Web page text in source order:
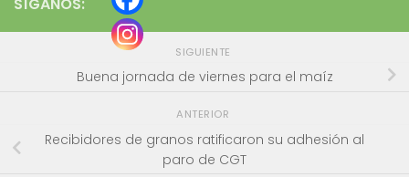
SIGUIENTE
Buena jornada de viernes para el maíz
ANTERIOR
Recibidores de granos ratificaron su adhesión al
paro de CGT